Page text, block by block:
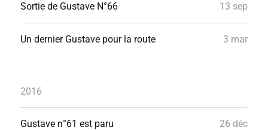
Sortie de Gustave N°66 13 sep
Un dernier Gustave pour la route 3 mar
2016
Gustave n°61 est paru 26 déc